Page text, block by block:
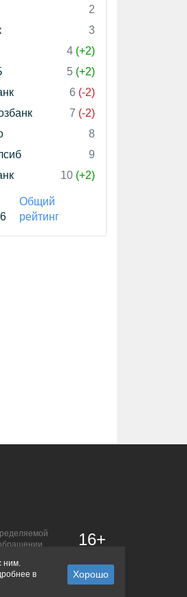
2
3
4 (+2)
5 (+2)
6 (-2)
7 (-2)
8
9
10 (+2)
Общий
рейтинг
16+
ним.
в